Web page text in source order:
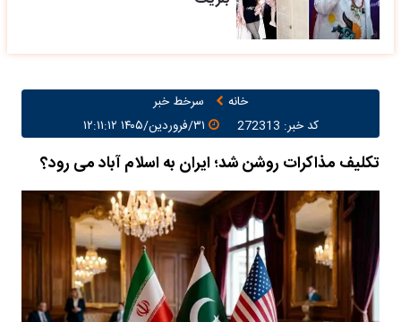
خانه
سرخط خبر
کد خبر: 272313
تکلیف مذاکرات روشن شد؛ ایران به اسلام آباد می رود؟